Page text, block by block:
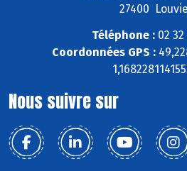
27400
Téléphone :02 32
Coordonnées GPS :
Nous suivre sur